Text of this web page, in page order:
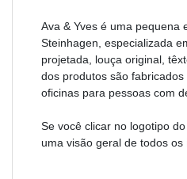
Ava & Yves é uma pequena
Steinhagen, especializada
projetada, louça original,
dos produtos são
oficinas para pessoas com
Se você clicar no logotipo
uma visão geral de todos os